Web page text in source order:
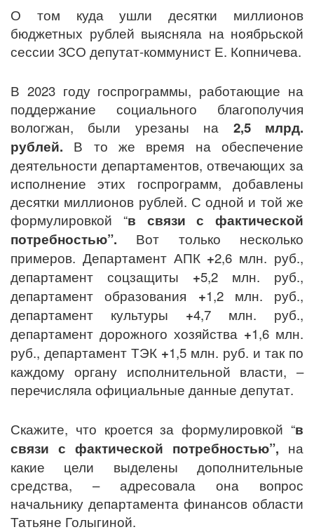
О том куда ушли десятки миллионов
бюджетных рублей выясняла на ноябрьской
сессии ЗСО депутат-коммунист Е. Копничева.
В 2023 году госпрограммы, работающие на
поддержание социального благополучия
вологжан, были урезаны на 2,5 млрд.
рублей. В то же время на обеспечение
деятельности департаментов, отвечающих за
исполнение этих госпрограмм, добавлены
десятки миллионов рублей. С одной и той же
формулировкой “в связи с фактической
потребностью”. Вот только несколько
примеров. Департамент АПК +2,6 млн. руб.,
департамент соцзащиты +5,2 млн. руб.,
департамент образования +1,2 млн. руб.,
департамент культуры +4,7 млн. руб.,
департамент дорожного хозяйства +1,6 млн.
руб., департамент ТЭК +1,5 млн. руб. и так по
каждому органу исполнительной власти, –
перечисляла официальные данные депутат.
Скажите, что кроется за формулировкой “в
связи с фактической потребностью”, на
какие цели выделены дополнительные
средства, – адресовала она вопрос
начальнику департамента финансов области
Татьяне Голыгиной.